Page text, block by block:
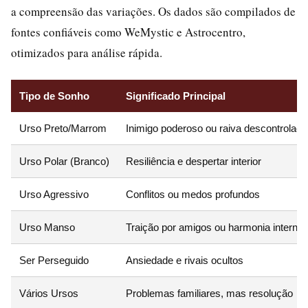
a compreensão das variações. Os dados são compilados de
fontes confiáveis como WeMystic e Astrocentro,
otimizados para análise rápida.
Tipo de Sonho Significado Principal
Urso Preto/Marrom Inimigo poderoso ou raiva descontrolada
Urso Polar (Branco) Resiliência e despertar interior
Urso Agressivo Conflitos ou medos profundos
Urso Manso Traição por amigos ou harmonia interna
Ser Perseguido Ansiedade e rivais ocultos
Vários Ursos Problemas familiares, mas resolução